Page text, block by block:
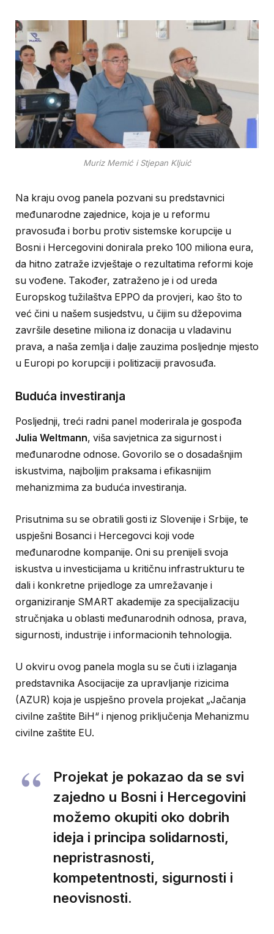
Muriz Memić i Stjepan Kljuić
Na kraju ovog panela pozvani su predstavnici
međunarodne zajednice, koja je u reformu
pravosuđa i borbu protiv sistemske korupcije u
Bosni i Hercegovini donirala preko 100 miliona eura,
da hitno zatraže izvještaje o rezultatima reformi koje
su vođene. Također, zatraženo je i od ureda
Europskog tužilaštva EPPO da provjeri, kao što to
već čini u našem susjedstvu, u čijim su džepovima
završile desetine miliona iz donacija u vladavinu
prava, a naša zemlja i dalje zauzima posljednje mjesto
u Europi po korupciji i politizaciji pravosuđa.
Buduća investiranja
Posljednji, treći radni panel moderirala je gospođa
Julia Weltmann, viša savjetnica za sigurnost i
međunarodne odnose. Govorilo se o dosadašnjim
iskustvima, najboljim praksama i efikasnijim
mehanizmima za buduća investiranja.
Prisutnima su se obratili gosti iz Slovenije i Srbije, te
uspješni Bosanci i Hercegovci koji vode
međunarodne kompanije. Oni su prenijeli svoja
iskustva u investicijama u kritičnu infrastrukturu te
dali i konkretne prijedloge za umrežavanje i
organiziranje SMART akademije za specijalizaciju
stručnjaka u oblasti međunarodnih odnosa, prava,
sigurnosti, industrije i informacionih tehnologija.
U okviru ovog panela mogla su se čuti i izlaganja
predstavnika Asocijacije za upravljanje rizicima
(AZUR) koja je uspješno provela projekat „Jačanja
civilne zaštite BiH“ i njenog priključenja Mehanizmu
civilne zaštite EU.
Projekat je pokazao da se svi
zajedno u Bosni i Hercegovini
možemo okupiti oko dobrih
ideja i principa solidarnosti,
nepristrasnosti,
kompetentnosti, sigurnosti i
neovisnosti.